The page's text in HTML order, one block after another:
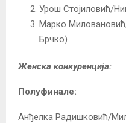
Урош Стојиловић/
Марко
Брчко)
Женска конкуренција:
Полуфинале:
Анђелка Радишковић/